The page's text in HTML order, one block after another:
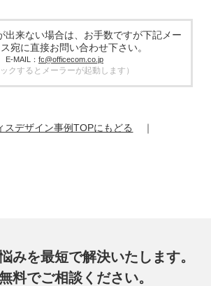
の際、弊社は、個人情報を適切に保護で
実行していることを条件として委託先を
密保持契約を委託先と締結し、お客様の
理させます。
求することができます。
れることの任意性
人情報を弊社に提供されるか否かはお客
出来ない場合は、お手数ですが下記メー
宛に直接お問い合わせ下さい。
E-MAIL： fc@officecom.co.jp
ックするとメーラーが起動します）
スデザイン事例TOPにもどる ｜
みを最短で解決いたします。
料でご相談ください。